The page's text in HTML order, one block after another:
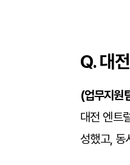
Q. 대
(업무지원
대전 엔트
성했고, 동